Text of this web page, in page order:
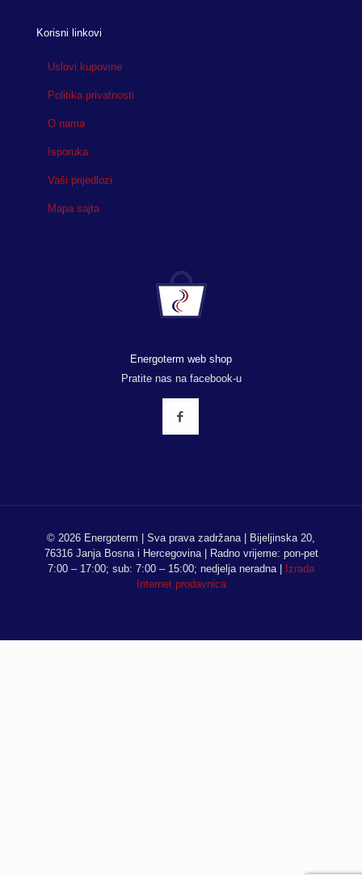
Korisni linkovi
Uslovi kupovine
Politika privatnosti
O nama
Isporuka
Vaši prijedlozi
Mapa sajta
Energoterm web shop
Pratite nas na facebook-u
© 2026 Energoterm | Sva prava zadržana | Bijeljinska 20,
76316 Janja Bosna i Hercegovina | Radno vrijeme: pon-pet
7:00 – 17:00; sub: 7:00 – 15:00; nedjelja neradna |
Izrada
Internet prodavnica